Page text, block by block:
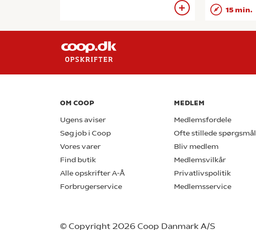
15 min.
OM COOP
Ugens aviser
Søg job i Coop
Vores varer
Find butik
Alle opskrifter A-Å
Forbrugerservice
MEDLEM
Medlemsfordele
Ofte stillede spørgsmål
Bliv medlem
Medlemsvilkår
Privatlivspolitik
Medlemsservice
© Copyright 2026 Coop Danmark A/S